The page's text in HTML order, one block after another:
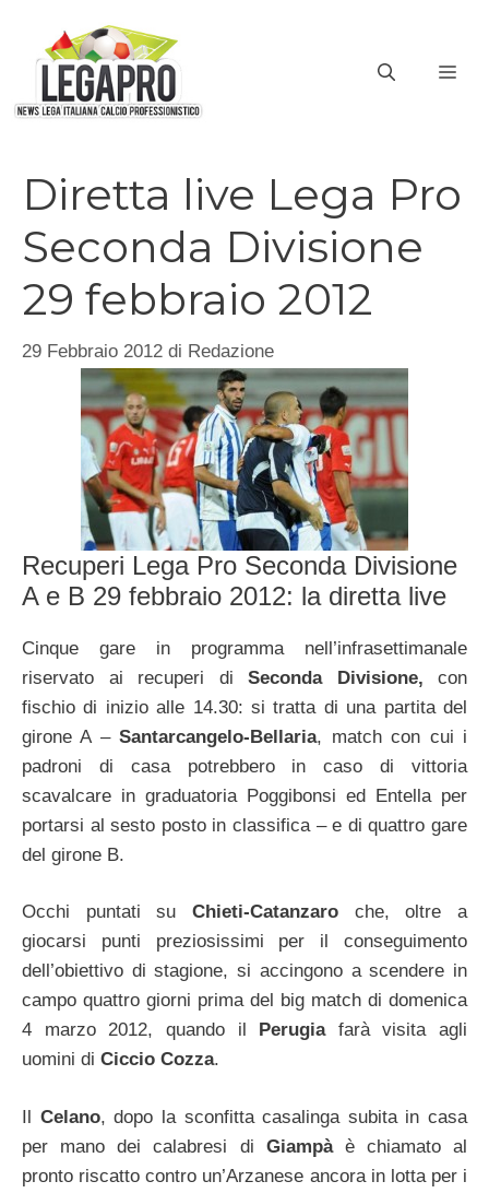
contenuto
Diretta live Lega Pro
Seconda Divisione
29 febbraio 2012
29 Febbraio 2012 di Redazione
Recuperi Lega Pro Seconda Divisione
A e B 29 febbraio 2012: la diretta live
Cinque gare in programma nell’infrasettimanale
riservato ai recuperi di Seconda Divisione, con
fischio di inizio alle 14.30: si tratta di una partita del
girone A –Santarcangelo-Bellaria, match con cui i
padroni di casa potrebbero in caso di vittoria
scavalcare in graduatoria Poggibonsi ed Entella per
portarsi al sesto posto in classifica – e di quattro gare
del girone B.
Occhi puntati su Chieti-Catanzaro che, oltre a
giocarsi punti preziosissimi per il conseguimento
dell’obiettivo di stagione, si accingono a scendere in
campo quattro giorni prima del big match di domenica
4 marzo 2012, quando il
Perugiafarà visita agli
uomini di Ciccio Cozza.
Il Celano, dopo la sconfitta casalinga subita in casa
per mano dei calabresi di Giampàè chiamato al
pronto riscatto contro un’Arzanese ancora in lotta per i